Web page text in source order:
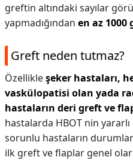
greftin altındaki sayılar
yapmadığından en az
Greft neden tutmaz?
Özellikleşeker hastaları,
vaskülopatisi olan yada
hastaların deri greft ve
hastalarda HBOT nin
sorunlu hastaların
ilk greft ve flaplar genel